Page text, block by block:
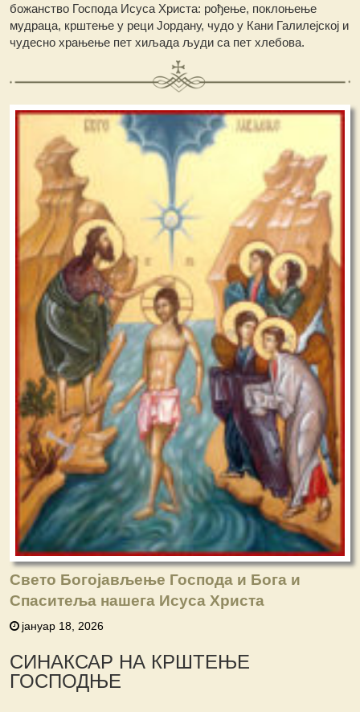
божанство Господа Исуса Христа: рођење, поклоњење
мудраца, крштење у реци Јордану, чудо у Кани Галилејској и
чудесно храњење пет хиљада људи са пет хлебова.
Свето Богојављење Господа и Бога и
Спаситеља нашега Исуса Христа
јануар 18, 2026
СИНАКСАР НА КРШТЕЊЕ
ГОСПОДЊЕ